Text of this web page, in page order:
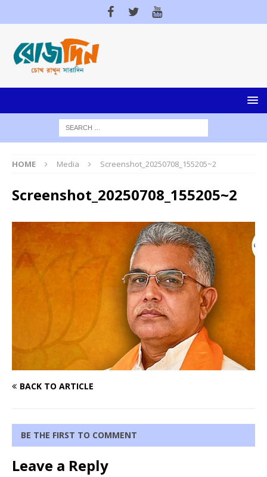
HOME Media Screenshot_20250708_155205~2
Screenshot_20250708_155205~2
BACK TO ARTICLE
BE THE FIRST TO COMMENT
Leave a Reply